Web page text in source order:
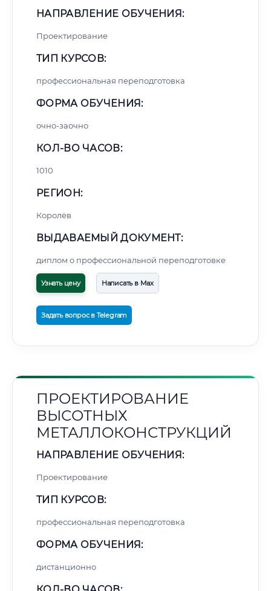
НАПРАВЛЕНИЕ ОБУЧЕНИЯ:
Проектирование
ТИП КУРСОВ:
профессиональная переподготовка
ФОРМА ОБУЧЕНИЯ:
очно-заочно
КОЛ-ВО ЧАСОВ:
1010
РЕГИОН:
Королёв
ВЫДАВАЕМЫЙ ДОКУМЕНТ:
диплом о профессиональной переподготовке
Узнать цену Написать в Max
Задать вопрос в Telegram
ПРОЕКТИРОВАНИЕ
ВЫСОТНЫХ
МЕТАЛЛОКОНСТРУКЦИЙ
НАПРАВЛЕНИЕ ОБУЧЕНИЯ:
Проектирование
ТИП КУРСОВ:
профессиональная переподготовка
ФОРМА ОБУЧЕНИЯ:
дистанционно